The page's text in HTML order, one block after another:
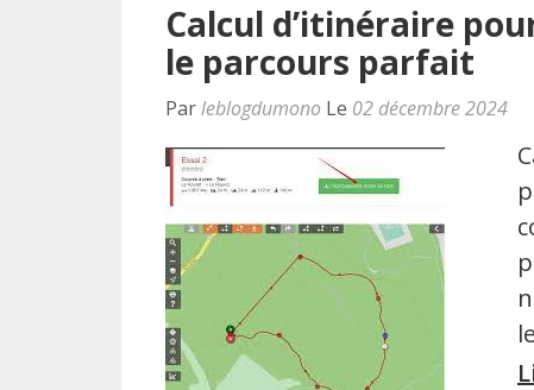
Calcul d’itinéraire
le parcours parfait
Parleblogdumono Le 02 décembre 2024